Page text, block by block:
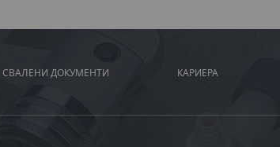
СВАЛЕНИ ДОКУМЕНТИ КАРИЕРА